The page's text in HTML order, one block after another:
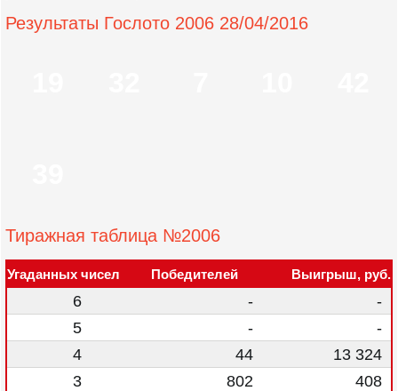
Результаты Гослото 2006 28/04/2016
Тиражная таблица №2006
Угаданных чисел Победителей Выигрыш, руб.
6 -
-
5
-
-
4
44
13 324
3
802
408